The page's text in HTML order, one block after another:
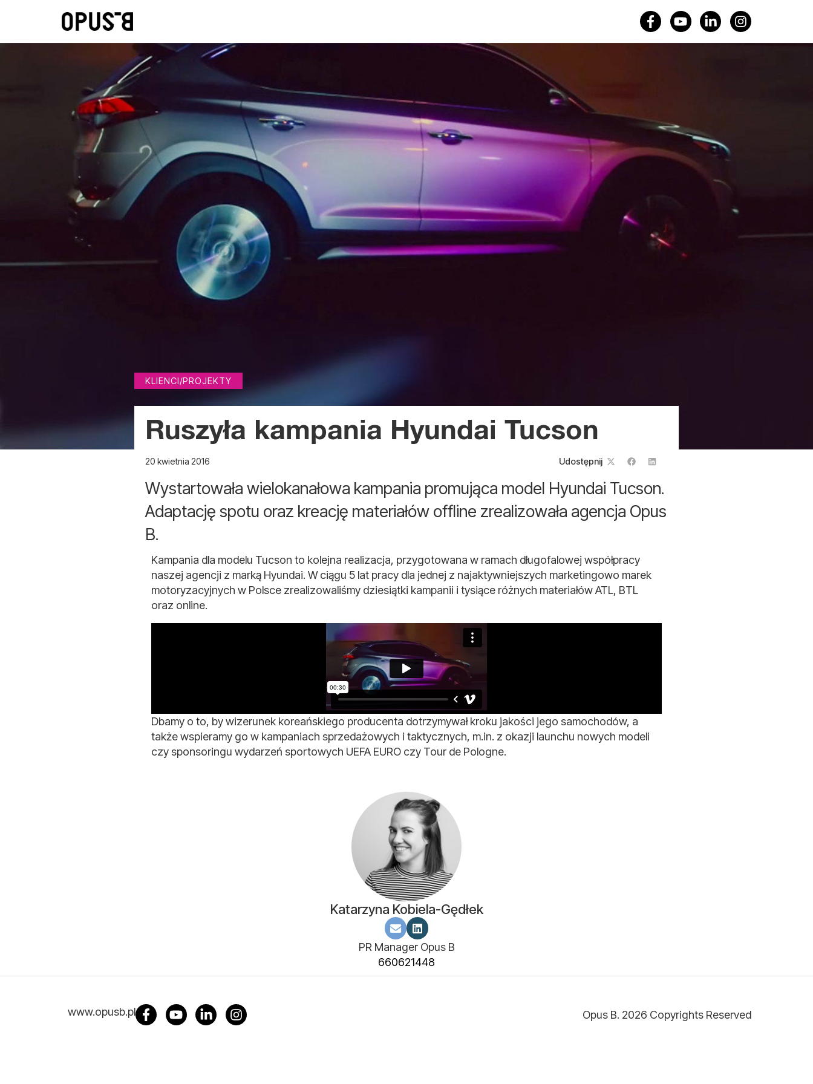
KLIENCI/PROJEKTY
Ruszyła kampania Hyundai Tucson
20 kwietnia 2016 Udostępnij
Wystartowała wielokanałowa kampania promująca model Hyundai Tucson.
Adaptację spotu oraz kreację materiałów offline zrealizowała agencja Opus
B.
Kampania dla modelu Tucson to kolejna realizacja, przygotowana w ramach długofalowej współpracy
naszej agencji z marką Hyundai. W ciągu 5 lat pracy dla jednej z najaktywniejszych marketingowo marek
motoryzacyjnych w Polsce zrealizowaliśmy dziesiątki kampanii i tysiące różnych materiałów ATL, BTL
oraz online.
Dbamy o to, by wizerunek koreańskiego producenta dotrzymywał kroku jakości jego samochodów, a
także wspieramy go w kampaniach sprzedażowych i taktycznych, m.in. z okazji launchu nowych modeli
czy sponsoringu wydarzeń sportowych UEFA EURO czy Tour de Pologne.
Katarzyna Kobiela-Gędłek
PR Manager Opus B
660621448
www.opusb.pl Opus B. 2026 Copyrights Reserved